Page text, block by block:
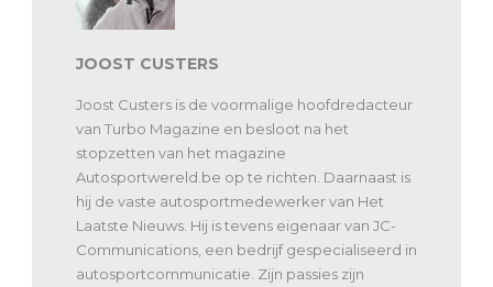
JOOST CUSTERS
Joost Custers is de voormalige hoofdredacteur
van Turbo Magazine en besloot na het
stopzetten van het magazine
Autosportwereld.be op te richten. Daarnaast is
hij de vaste autosportmedewerker van Het
Laatste Nieuws. Hij is tevens eigenaar van JC-
Communications, een bedrijf gespecialiseerd in
autosportcommunicatie. Zijn passies zijn